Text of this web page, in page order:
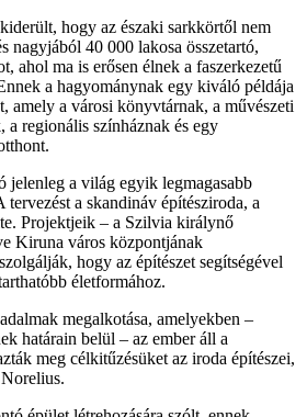
hogy az északi sarkkörtől nem
nagyjából 40 000 lakosa összetartó,
ahol ma is erősen élnek a faszerkezetű
a hagyománynak egy kiváló példája
amely a városi könyvtárnak, a művészeti
a regionális színháznak és egy
jelenleg a világ egyik legmagasabb
tervezést a skandináv építésziroda, a
Projektjeik – a Szilvia királynő
Kiruna város központjának
hogy az építészet segítségével
életformához.
megalkotása, amelyekben –
határain belül – az ember áll a
meg célkitűzésüket az iroda építészei,